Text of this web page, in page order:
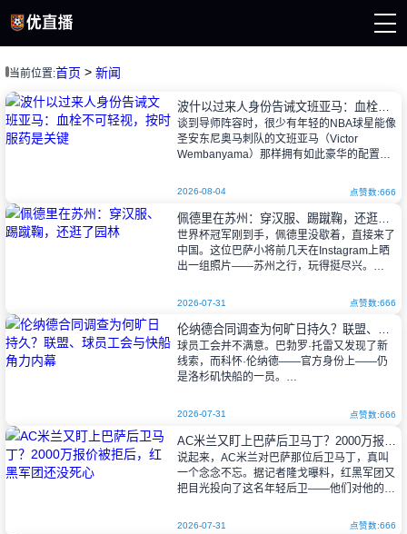
播
播
闻
像
当前位置:首页 > 新闻
波什以过来人身份告诫文班亚马：血栓不可轻视，按时服药是关键
谈到导师阵容时，很少有年轻的NBA球星能像
圣安东尼奥马刺队的文班亚马（Victor
Wembanyama）那样拥有如此豪华的配置。
Olajuwon）学习低位
2026-08-04 点赞数:666
佩德里在苏州：穿汉服、踢蹴鞠，还逛了园林
世界杯冠军刚到手，佩德里没歇着，直接来了
中国。这位巴萨小将前几天在Instagram上晒
出一组照片——苏州之行，玩得挺尽兴。
CN”，还特意标了行程：蹴
2026-07-31 点赞数:666
伦纳德合同调查为何旷日持久？联盟、球员工会与快船角力内幕
球员工会并不满意。巴勃罗·托雷又发现了新
线索，而科怀·伦纳德——官方身份上——仍
是洛杉矶快船的一员。
整期。其余大部分时间，联盟总有各种事态发
生。
2026-07-31 点赞数:666
说起来，AC米兰对巴萨那位后卫马丁，真叫
一个念念不忘。据记者隆戈曝料，红黑军团又
把目光投向了这名年轻后卫——他们对他的评
2026-07-31 点赞数:666